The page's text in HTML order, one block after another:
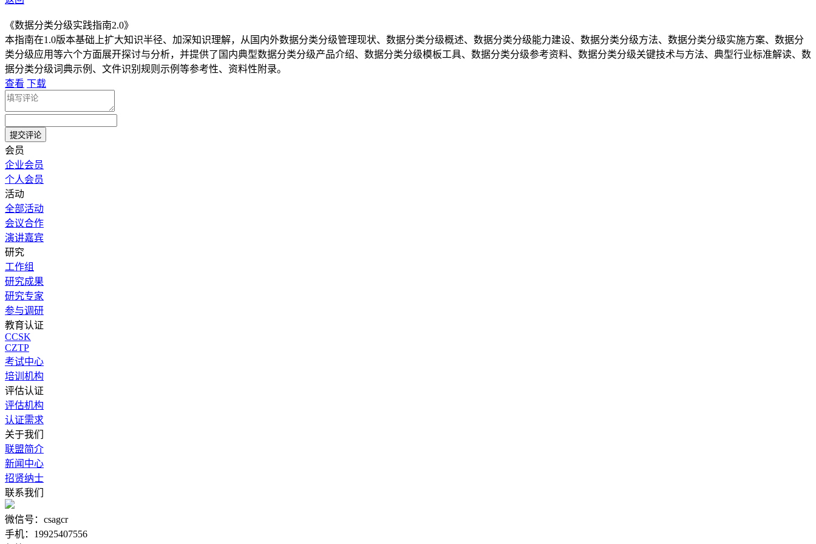
《数据分类分级实践指南2.0》
本指南在1.0版本基础上扩大知识半径、加深知识理解，从国内外数据分类分级管理现状、数据分类分级概述、数据分类分级能力建设、数据分类分级方法、数据分类分级实施方案、数据分
类分级应用等六个方面展开探讨与分析，并提供了国内典型数据分类分级产品介绍、数据分类分级模板工具、数据分类分级参考资料、数据分类分级关键技术与方法、典型行业标准解读、数
据分类分级词典示例、文件识别规则示例等参考性、资料性附录。
查看 下载
会员
企业会员
个人会员
活动
全部活动
会议合作
演讲嘉宾
研究
工作组
研究成果
研究专家
参与调研
教育认证
CCSK
CZTP
考试中心
培训机构
评估认证
评估机构
认证需求
关于我们
联盟简介
新闻中心
招贤纳士
联系我们
微信号：csagcr
手机：19925407556